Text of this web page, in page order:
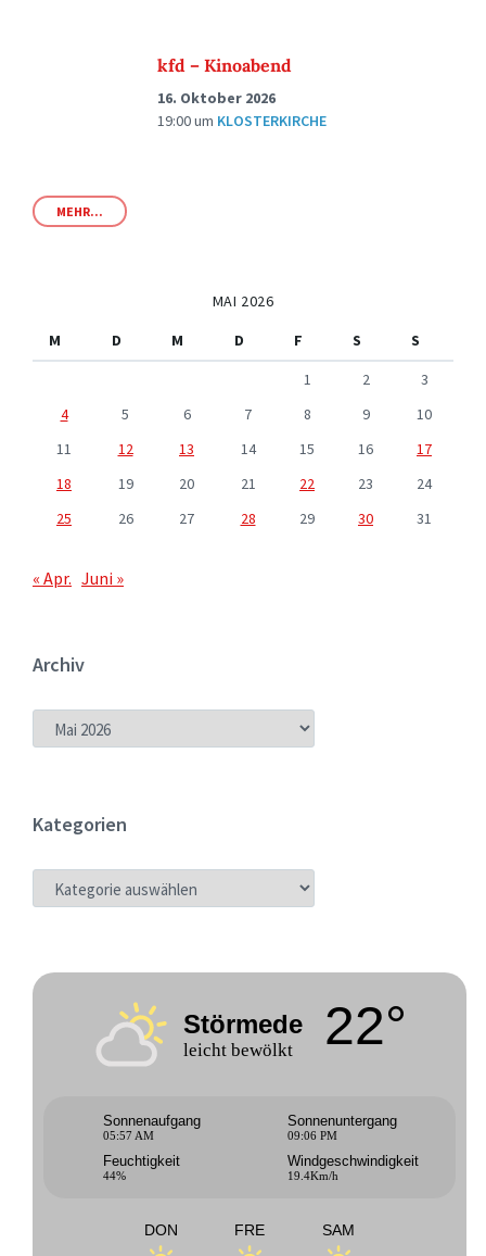
kfd – Kinoabend
16. Oktober 2026
19:00um KLOSTERKIRCHE
MEHR...
MAI 2026
M
D M D F S
S
1
2
3
4
5 6 7 8 9
10
11
12 13 14 15 16
17
18
19 20 21 22 23
24
25
26 27 28 29 30 31
« Apr. Juni »
Archiv
ARCHIV
Kategorien
KATEGORIEN
Störmede
leicht bewölkt 22°
Sonnenaufgang
05:57 AM
Sonnenuntergang
09:06 PM
Feuchtigkeit
44%
Windgeschwindigkeit
19.4Km/h
DON FRE SAM